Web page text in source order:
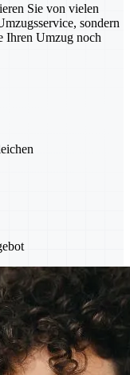
Sie von vielen
sondern
Ihren Umzug noch